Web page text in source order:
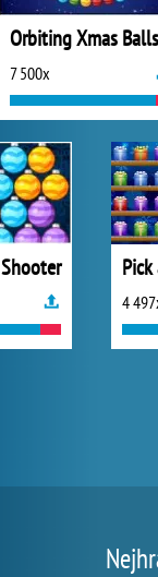
Orbiting Xmas Balls
7 500x
4